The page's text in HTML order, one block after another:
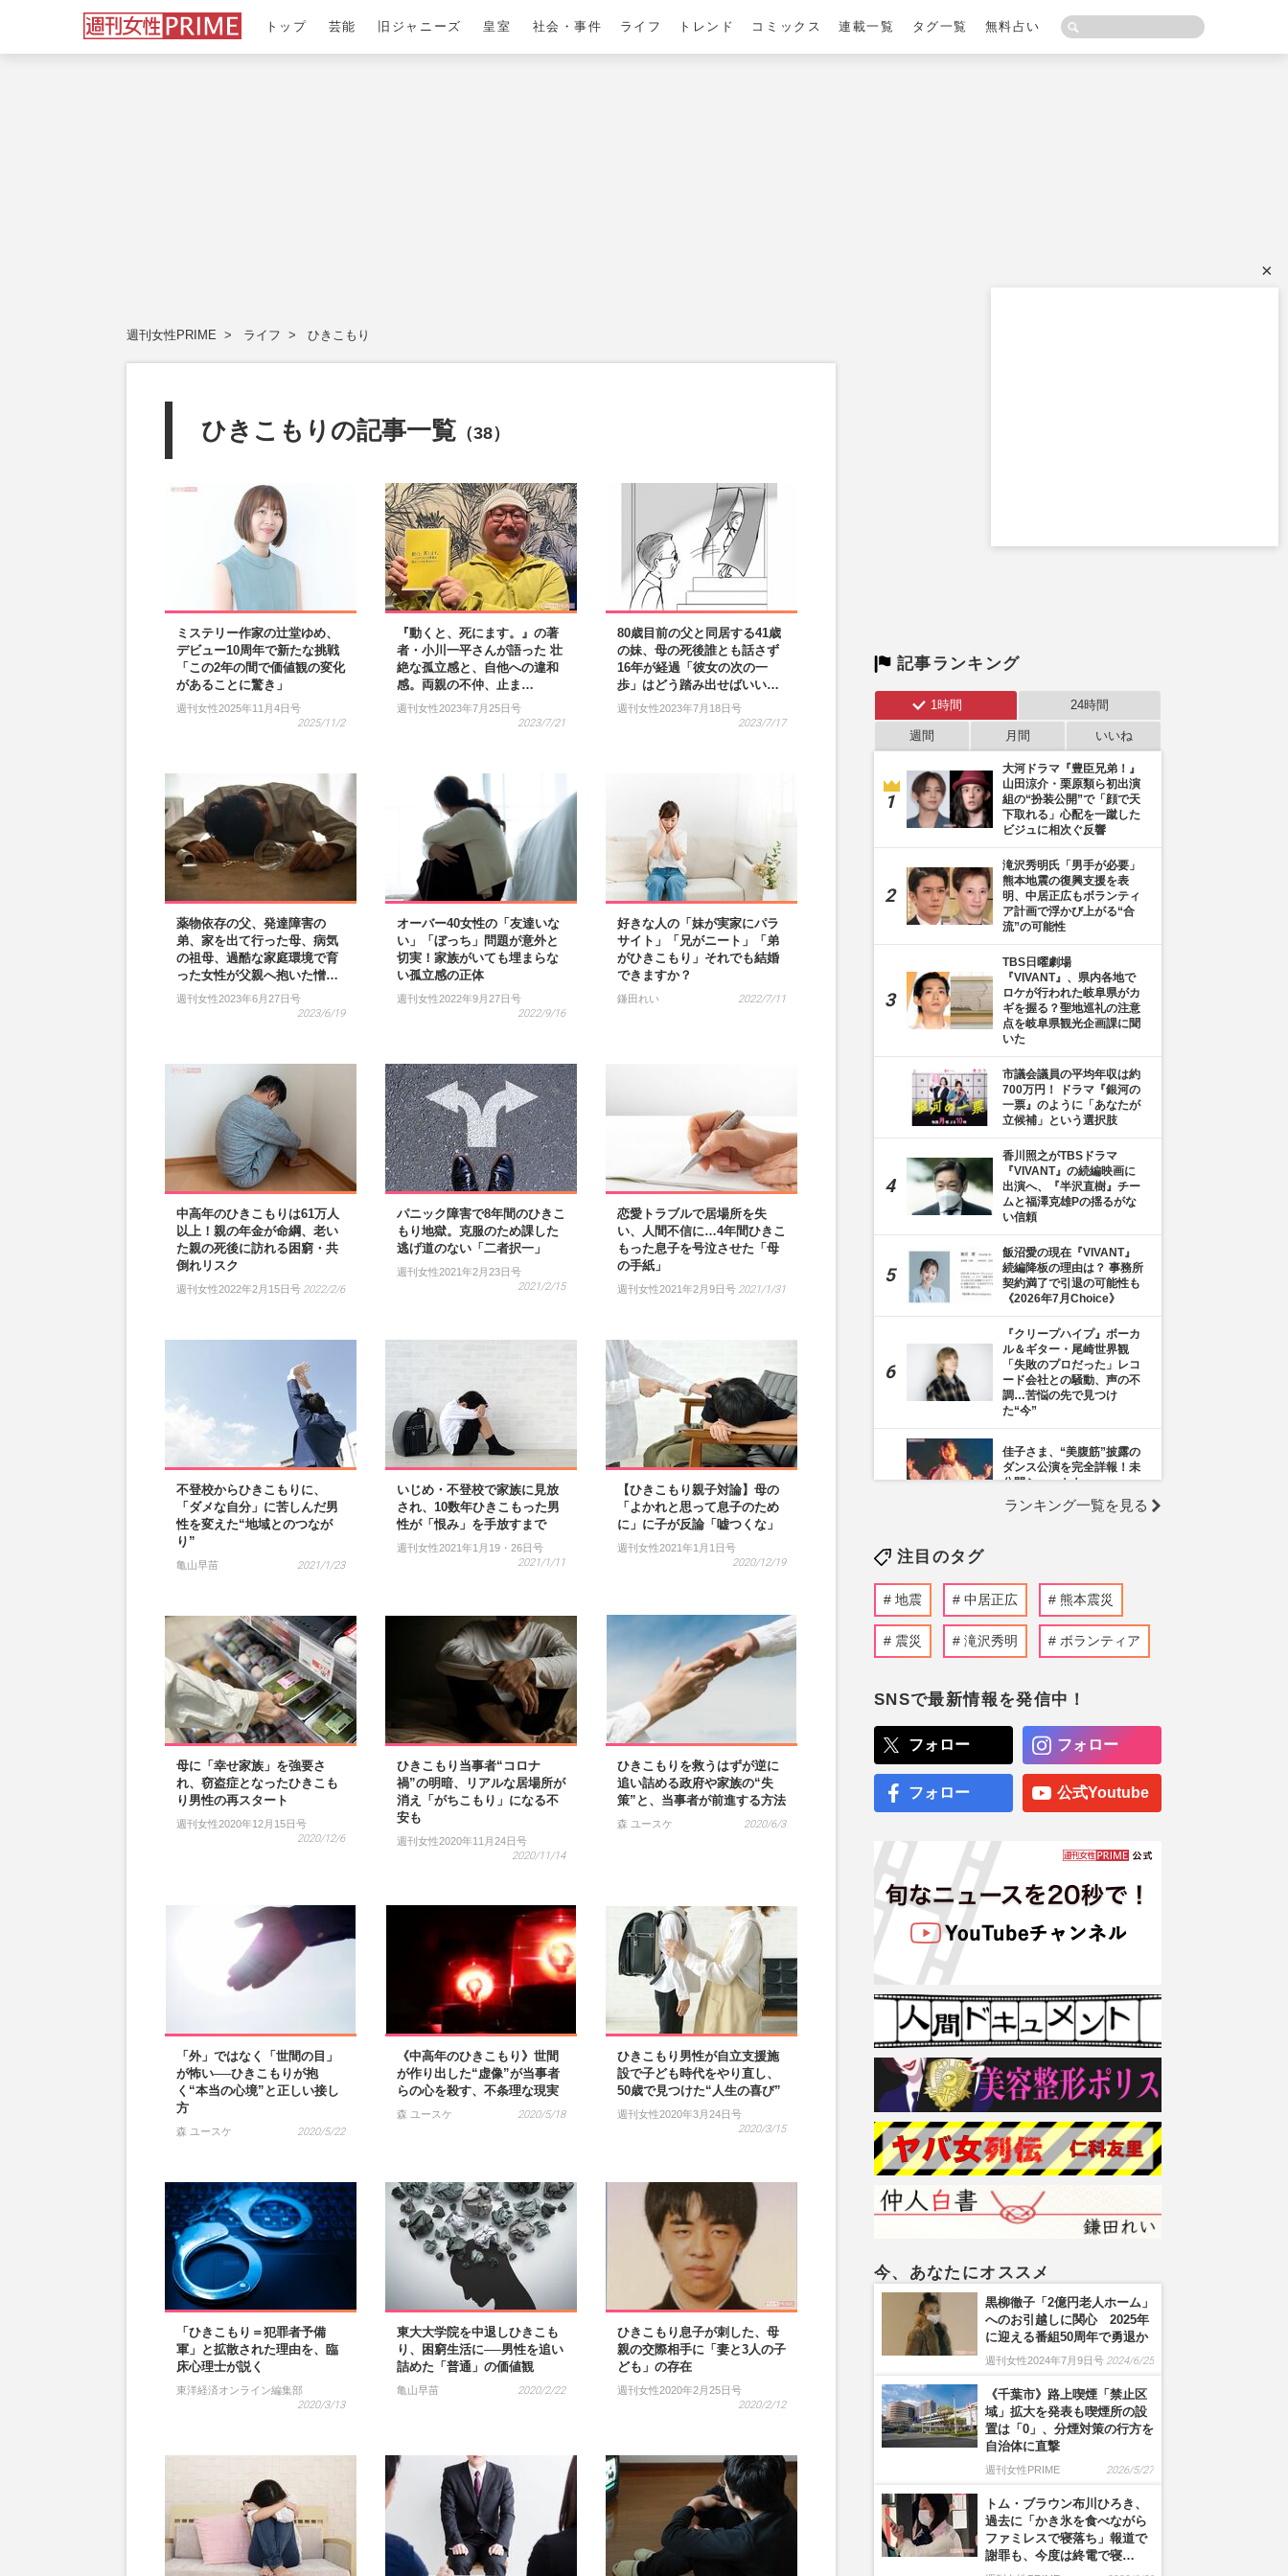
トップ 芸能 旧ジャニーズ 皇室 社会・事件 ライフ トレンド コミックス 連載一覧 タグ一覧 無料占い
週刊女性PRIME ライフ ひきこもり
ひきこもりの記事一覧 （38）
ミステリー作家の辻堂ゆめ、
デビュー10周年で新たな挑戦
「この2年の間で価値観の変化
があることに驚き」
週刊女性2025年11月4日号
2025/11/2
『動くと、死にます。』の著
者・小川一平さんが語った 壮
絶な孤立感と、自他への違和
感。両親の不仲、止ま…
週刊女性2023年7月25日号
2023/7/21
80歳目前の父と同居する41歳
の妹、母の死後誰とも話さず
16年が経過「彼女の次の一
歩」はどう踏み出せばいい…
週刊女性2023年7月18日号
2023/7/17
薬物依存の父、発達障害の
弟、家を出て行った母、病気
の祖母、過酷な家庭環境で育
った女性が父親へ抱いた憎…
週刊女性2023年6月27日号
2023/6/19
オーバー40女性の「友達いな
い」「ぼっち」問題が意外と
切実！家族がいても埋まらな
い孤立感の正体
週刊女性2022年9月27日号
2022/9/16
好きな人の「妹が実家にパラ
サイト」「兄がニート」「弟
がひきこもり」それでも結婚
できますか？
鎌田れい 2022/7/11
中高年のひきこもりは61万人
以上！親の年金が命綱、老い
た親の死後に訪れる困窮・共
倒れリスク
週刊女性2022年2月15日号 2022/2/6
パニック障害で8年間のひきこ
もり地獄。克服のため課した
逃げ道のない「二者択一」
週刊女性2021年2月23日号
2021/2/15
恋愛トラブルで居場所を失
い、人間不信に…4年間ひきこ
もった息子を号泣させた「母
の手紙」
週刊女性2021年2月9日号 2021/1/31
不登校からひきこもりに、
「ダメな自分」に苦しんだ男
性を変えた“地域とのつなが
り”
亀山早苗 2021/1/23
いじめ・不登校で家族に見放
され、10数年ひきこもった男
性が「恨み」を手放すまで
週刊女性2021年1月19・26日号
2021/1/11
【ひきこもり親子対論】母の
「よかれと思って息子のため
に」に子が反論「嘘つくな」
週刊女性2021年1月1日号
2020/12/19
母に「幸せ家族」を強要さ
れ、窃盗症となったひきこも
り男性の再スタート
週刊女性2020年12月15日号
2020/12/6
ひきこもり当事者“コロナ
禍”の明暗、リアルな居場所が
消え「がちこもり」になる不
安も
週刊女性2020年11月24日号
2020/11/14
ひきこもりを救うはずが逆に
追い詰める政府や家族の“失
策”と、当事者が前進する方法
森 ユースケ 2020/6/3
「外」ではなく「世間の目」
が怖い──ひきこもりが抱
く“本当の心境”と正しい接し
方
森 ユースケ 2020/5/22
《中高年のひきこもり》世間
が作り出した“虚像”が当事者
らの心を殺す、不条理な現実
森 ユースケ 2020/5/18
ひきこもり男性が自立支援施
設で子ども時代をやり直し、
50歳で見つけた“人生の喜び”
週刊女性2020年3月24日号
2020/3/15
「ひきこもり＝犯罪者予備
軍」と拡散された理由を、臨
床心理士が説く
東洋経済オンライン編集部
2020/3/13
東大大学院を中退しひきこも
り、困窮生活に──男性を追い
詰めた「普通」の価値観
亀山早苗 2020/2/22
ひきこもり息子が刺した、母
親の交際相手に「妻と3人の子
ども」の存在
週刊女性2020年2月25日号
2020/2/12
記事ランキング
1時間 24時間
週間 月間 いいね
大河ドラマ『豊臣兄弟！』
山田涼介・栗原類ら初出演
組の“扮装公開”で「顔で天
下取れる」心配を一蹴した
ビジュに相次ぐ反響
滝沢秀明氏「男手が必要」
熊本地震の復興支援を表
明、中居正広もボランティ
ア計画で浮かび上がる“合
流”の可能性
TBS日曜劇場
『VIVANT』、県内各地で
ロケが行われた岐阜県がカ
ギを握る？聖地巡礼の注意
点を岐阜県観光企画課に聞
いた
市議会議員の平均年収は約
700万円！ ドラマ『銀河の
一票』のように「あなたが
立候補」という選択肢
香川照之がTBSドラマ
『VIVANT』の続編映画に
出演へ、『半沢直樹』チー
ムと福澤克雄Pの揺るがな
い信頼
飯沼愛の現在『VIVANT』
続編降板の理由は？ 事務所
契約満了で引退の可能性も
《2026年7月Choice》
『クリープハイプ』ボーカ
ル＆ギター・尾崎世界観
「失敗のプロだった」レコ
ード会社との騒動、声の不
調…苦悩の先で見つけ
た“今”
佳子さま、“美腹筋”披露の
ダンス公演を完全詳報！未
公開ショットも
「第108回全国高校野球選
手権大会」甲子園初の女性
審判委員のよる2度の“誤
審”騒動に《性別は関係な
志村けんが認めた彼女・石
由】『だいじょうぶだぁ』
終焉の裏側
小栗旬の“非公表長女”が顔
隠しデビュー、透ける山田
優の「スーパーモデルに」
専門医が厳選した「がんに
勝てる10食材」徹底活用マ
ル秘テクニック、1日10点
理で手軽にがん予防
内全域」路上喫煙禁止方針
も、喫煙所整備は“ノープラ
ン”の現状
ぱーてぃーちゃん・信子、
衝撃のすっぴん姿に《ギャ
ルメイクよりいい》の
声…“お嬢様な素顔”とのギ
ャップで好感度爆上がり
ランキング一覧を見る
注目のタグ
地震 中居正広 熊本震災
震災 滝沢秀明 ボランティア
SNSで最新情報を発信中！
フォロー フォロー
フォロー 公式Youtube
今、あなたにオススメ
黒柳徹子「2億円老人ホーム」
へのお引越しに関心 2025年
に迎える番組50周年で勇退か
週刊女性2024年7月9日号 2024/6/25
《千葉市》路上喫煙「禁止区
域」拡大を発表も喫煙所の設
置は「0」、分煙対策の行方を
自治体に直撃
週刊女性PRIME 2026/5/27
トム・ブラウン布川ひろき、
過去に「かき氷を食べながら
ファミレスで寝落ち」報道で
謝罪も、今度は終電で寝…
×